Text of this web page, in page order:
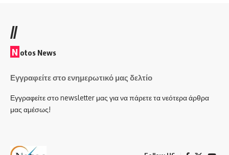
//
N otos News
Εγγραφείτε στο ενημερωτικό μας δελτίο
Εγγραφείτε στο newsletter μας για να πάρετε τα νεότερα άρθρα
μας αμέσως!